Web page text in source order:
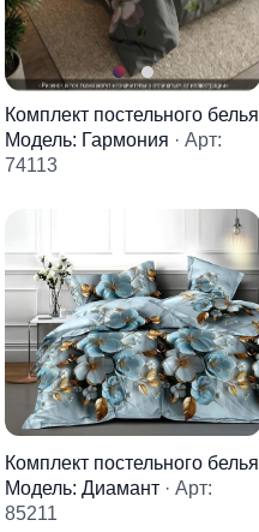
Комплект постельного белья
Модель: Гармония · Арт:
74113
Комплект постельного белья
Модель: Диамант · Арт:
85211